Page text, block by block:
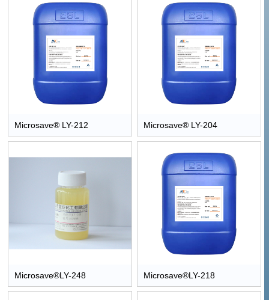
Microsave® LY-212 Microsave® LY-204
Microsave®LY-248 Microsave®LY-218